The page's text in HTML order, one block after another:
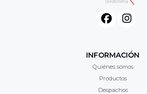
INFORMACIÓN
Quiénes somos
Productos
Despachos